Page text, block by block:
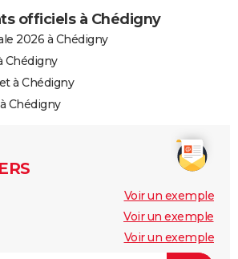
officiels à Chédigny
2026 à Chédigny
Chédigny
à Chédigny
Chédigny
Voir un exemple
Voir un exemple
Voir un exemple